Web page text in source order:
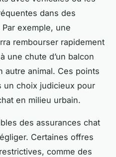
dans des
exemple, une
rembourser rapidement
une chute d’un balcon
autre animal. Ces points
choix judicieux pour
en milieu urbain.
des assurances chat
Certaines offres
comme des